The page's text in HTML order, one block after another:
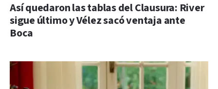
Así quedaron las tablas del Clausura: River
sigue último y Vélez sacó ventaja ante
Boca